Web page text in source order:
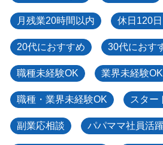
月残業20時間以内 休日120
20代におすすめ 30代におす
職種未経験OK 業界未経験OK
職種・業界未経験OK スター
副業応相談 パパママ社員活